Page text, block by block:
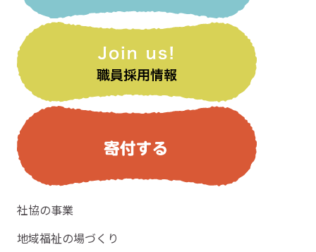
社協の事業
地域福祉の場づくり